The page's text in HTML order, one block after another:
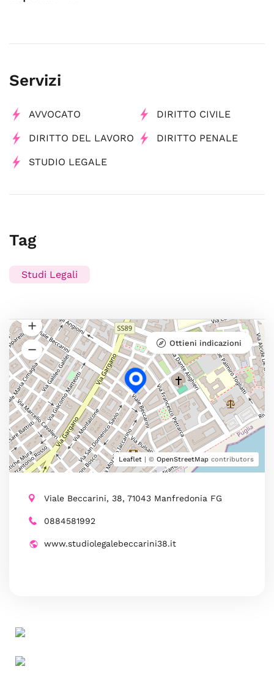
Servizi
AVVOCATO DIRITTO CIVILE
DIRITTO DEL LAVORO DIRITTO PENALE
STUDIO LEGALE
Tag
Studi Legali
Leaflet | © OpenStreetMap contributors
Ottieni indicazioni
Viale Beccarini, 38, 71043 Manfredonia FG
0884581992
www.studiolegalebeccarini38.it